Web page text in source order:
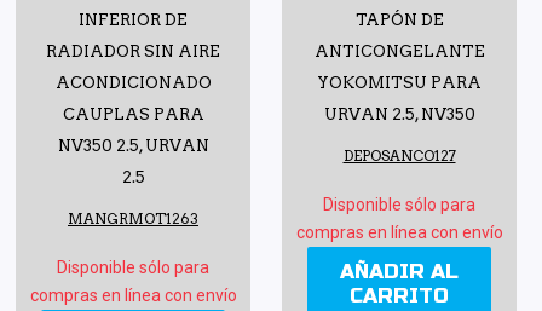
INFERIOR DE
RADIADOR SIN AIRE
ACONDICIONADO
CAUPLAS PARA
NV350 2.5, URVAN
2.5
MANGRMOT1263
Disponible sólo para
compras en línea con envío
TAPÓN DE
ANTICONGELANTE
YOKOMITSU PARA
URVAN 2.5, NV350
DEPOSANCO127
Disponible sólo para
compras en línea con envío
AÑADIR AL
CARRITO